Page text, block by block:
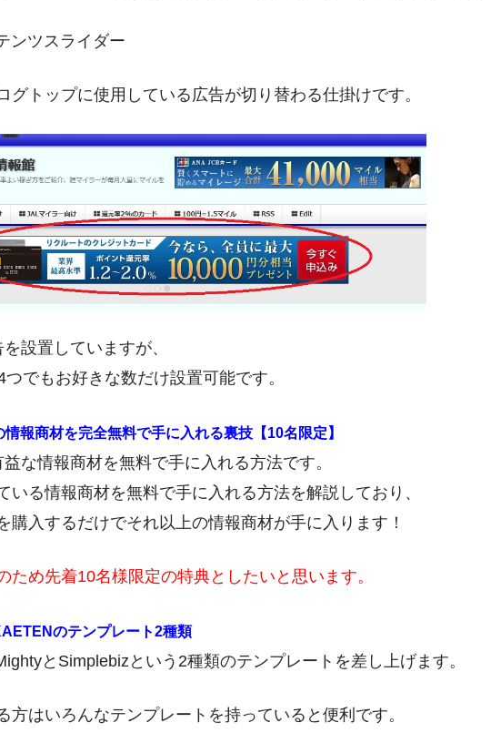
ンツスライダー
グトップに使用している広告が切り替わる仕掛けです。
設置していますが、
でもお好きな数だけ設置可能です。
報商材を完全無料で手に入れる裏技【10名限定】
な情報商材を無料で手に入れる方法です。
いる情報商材を無料で手に入れる方法を解説しており、
購入するだけでそれ以上の情報商材が手に入ります！
め先着10名様限定の特典としたいと思います。
のテンプレート2種類
とSimplebizという2種類のテンプレートを差し上げます。
方はいろんなテンプレートを持っていると便利です。